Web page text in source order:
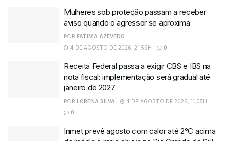
Mulheres sob proteção passam a receber
aviso quando o agressor se aproxima
POR FATIMA AZEVEDO
4 DE AGOSTO DE 2026, 21:59H
0
Receita Federal passa a exigir CBS e IBS na
nota fiscal: implementação será gradual até
janeiro de 2027
POR LORENA SILVA
4 DE AGOSTO DE 2026, 11:05H
0
Inmet prevê agosto com calor até 2°C acima